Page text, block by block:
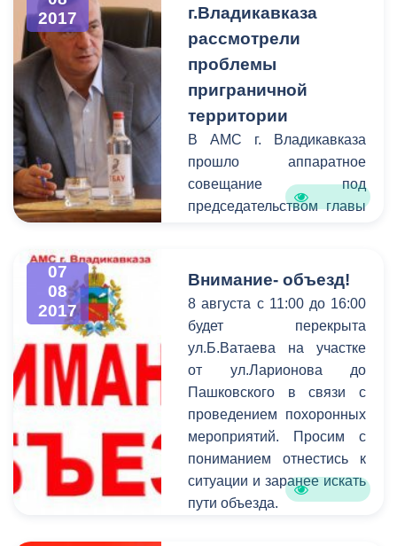
озеленения и Управлению
культуры города было
поручено восстановить
работу водных объектов, а
также подготовить
документацию для
перевода фонтанов на
баланс единого
структурного
подразделения
2017
г.Владикавказа
рассмотрели
проблемы
приграничной
территории
В АМС г. Владикавказа
прошло аппаратное
совещание под
председательством главы
обсуждению стали
вопросы особой работы
местного самоуправления
столицы Северной Осетии
в части решения проблем
приграничной зоны. В
территории Верхнего
пунктом в Грузию. Стоит
07
08
2017
Внимание- объезд!
8 августа с 11:00 до 16:00
будет перекрыта
ул.Б.Ватаева на участке
от ул.Ларионова до
Пашковского в связи с
проведением похоронных
мероприятий. Просим с
пониманием отнестись к
ситуации и заранее искать
пути объезда.